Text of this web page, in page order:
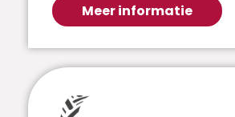
Meer informatie